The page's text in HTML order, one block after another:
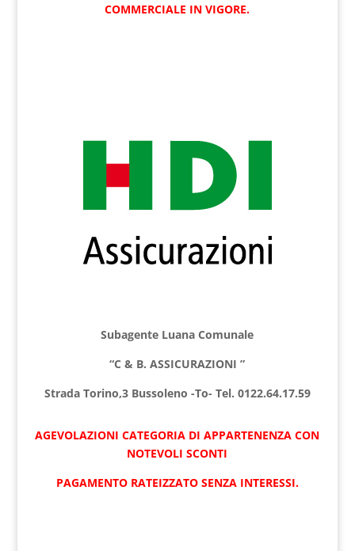
COMMERCIALE IN VIGORE.
Subagente Luana Comunale
“C & B. ASSICURAZIONI ”
Strada Torino,3 Bussoleno -To- Tel. 0122.64.17.59
AGEVOLAZIONI CATEGORIA DI APPARTENENZA CON
NOTEVOLI SCONTI
PAGAMENTO RATEIZZATO SENZA INTERESSI.